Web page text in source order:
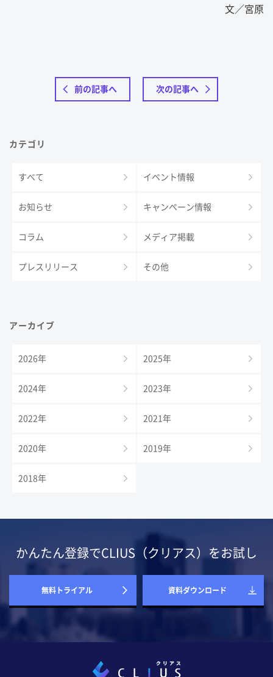
文／宮原
前の記事へ 次の記事へ
カテゴリ
すべて イベント情報
お知らせ キャンペーン情報
コラム メディア掲載
プレスリリース その他
アーカイブ
2026年 2025年
2024年 2023年
2022年 2021年
2020年 2019年
2018年
かんたん登録でCLIUS（クリアス）をお試し
無料トライアル 資料ダウンロード